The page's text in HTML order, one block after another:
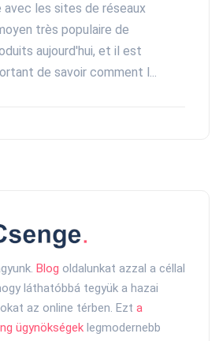
les sites de réseaux
très populaire de
aujourd'hui, et il est
de savoir comment l...
Blog oldalunkat azzal a céllal
láthatóbbá tegyük a hazai
az online térben. Ezt a
ügynökségeklegmodernebb